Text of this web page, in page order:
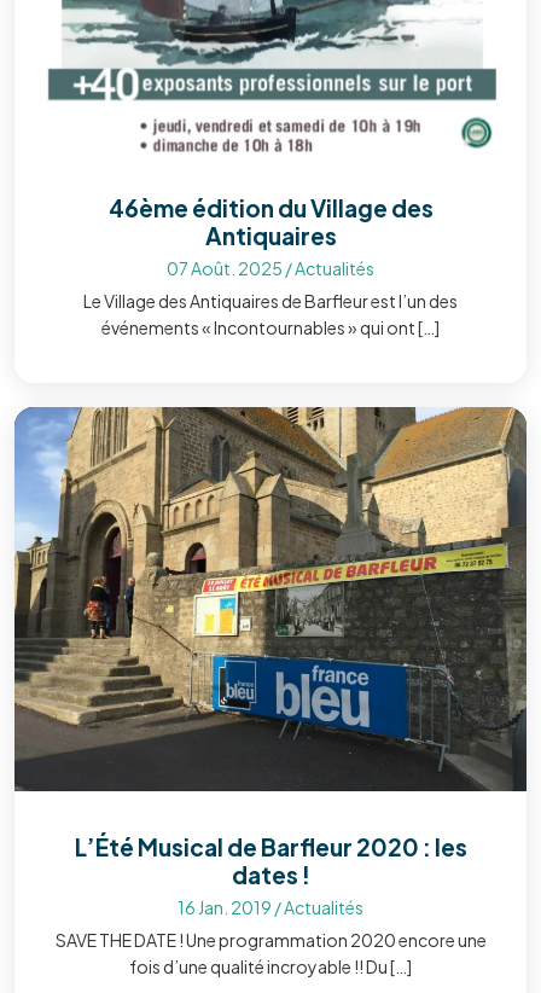
46ème édition du Village des
Antiquaires
07 Août. 2025 /Actualités
Le Village des Antiquaires de Barfleur est l’un des
événements « Incontournables » qui ont […]
L’Été Musical de Barfleur 2020 : les
dates !
16 Jan. 2019 /Actualités
SAVE THE DATE ! Une programmation 2020 encore une
fois d’une qualité incroyable !! Du […]